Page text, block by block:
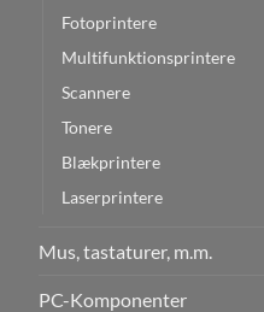
Fotoprintere
Multifunktionsprintere
Scannere
Tonere
Blækprintere
Laserprintere
Mus, tastaturer, m.m.
PC-Komponenter